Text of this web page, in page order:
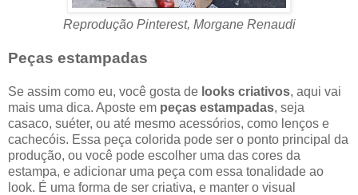
Reprodução Pinterest, Morgane Renaudi
Peças estampadas
Se assim como eu, você gosta de looks criativos, aqui vai
mais uma dica. Aposte em peças estampadas, seja
casaco, suéter, ou até mesmo acessórios, como lenços e
cachecóis. Essa peça colorida pode ser o ponto principal da
produção, ou você pode escolher uma das cores da
estampa, e adicionar uma peça com essa tonalidade ao
look. É uma forma de ser criativa, e manter o visual